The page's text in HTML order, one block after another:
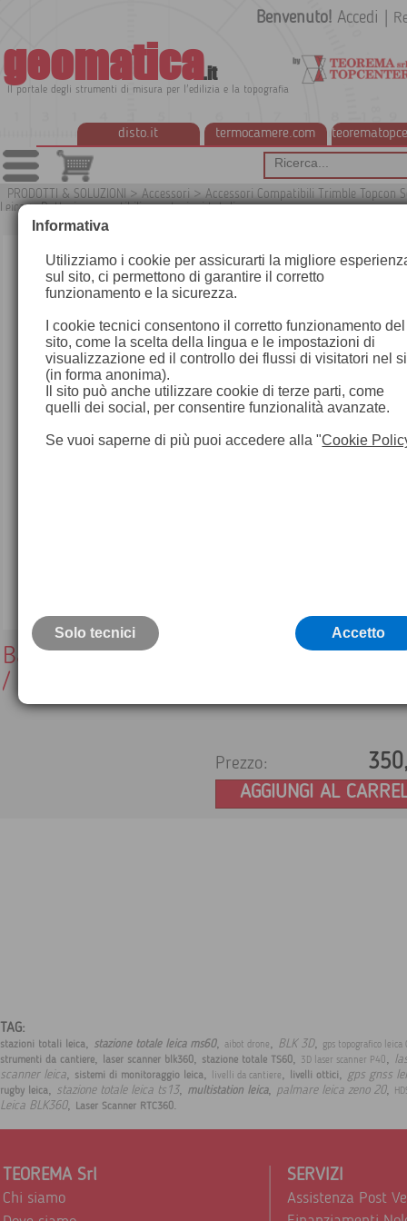
geomatica.it
Il portale degli strumenti di misura per l'edilizia e la topografia
disto.it termocamere.com
Benvenuto! Accedi
PRODOTTI & SOLUZIONI > Accessori > Accessori Compatibili Trimble Topcon
Leica>Batterie compatibili per stazioni totali
Batteria Nikon compatibile BC80 Ni-MH
/ 3800maH
Prezzo:
AGGIUNGI AL
TAG:
stazioni totali leica, stazione totale leica ms60, aibot drone, BLK 3D, gps topografico leica
strumenti da cantiere, laser scanner blk360, stazione totale TS60, 3D laser scanner P40,
scanner leica, sistemi di monitoraggio leica, livelli da cantiere, livelli ottici, gps gnss
rugby leica, stazione totale leica ts13, multistation leica, palmare leica zeno 20,
Leica BLK360, Laser Scanner RTC360.
TEOREMA Srl
Chi siamo
SERVIZI
Assistenza Post
Informativa
Utilizziamo i cookie per assicurarti la migliore
sul sito, ci permettono di garantire il corretto
funzionamento e la sicurezza.
I cookie tecnici consentono il corretto funzionamento del
sito, come la scelta della lingua e le impostazioni di
visualizzazione ed il controllo dei flussi di visitatori nel
(in forma anonima).
Il sito può anche utilizzare cookie di terze parti, come
quelli dei social, per consentire funzionalità avanzate.
Se vuoi saperne di più puoi accedere alla "Cookie
Solo tecnici Accetto